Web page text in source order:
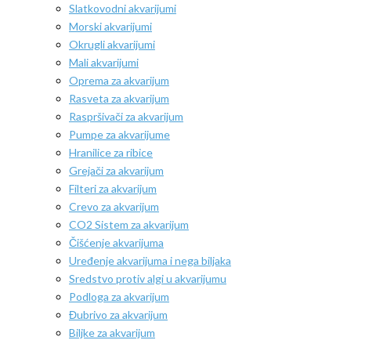
Slatkovodni akvarijumi
Morski akvarijumi
Okrugli akvarijumi
Mali akvarijumi
Oprema za akvarijum
Rasveta za akvarijum
Raspršivači za akvarijum
Pumpe za akvarijume
Hranilice za ribice
Grejači za akvarijum
Filteri za akvarijum
Crevo za akvarijum
CO2 Sistem za akvarijum
Čišćenje akvarijuma
Uređenje akvarijuma i nega biljaka
Sredstvo protiv algi u akvarijumu
Podloga za akvarijum
Đubrivo za akvarijum
Biljke za akvarijum